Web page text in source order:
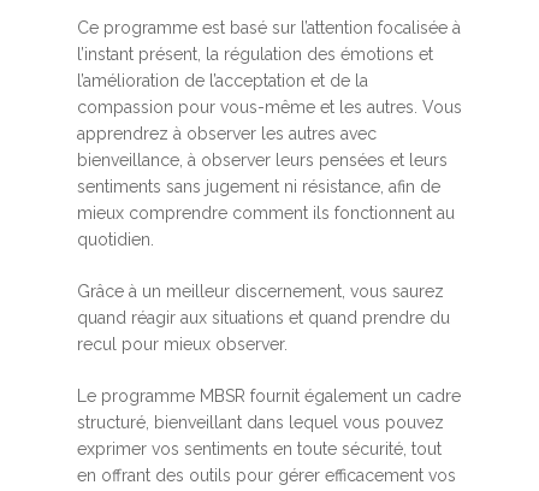
Ce programme est basé sur l’attention focalisée à
l’instant présent, la régulation des émotions et
l’amélioration de l’acceptation et de la
compassion pour vous-même et les autres. Vous
apprendrez à observer les autres avec
bienveillance, à observer leurs pensées et leurs
sentiments sans jugement ni résistance, afin de
mieux comprendre comment ils fonctionnent au
quotidien.
Grâce à un meilleur discernement, vous saurez
quand réagir aux situations et quand prendre du
recul pour mieux observer.
Le programme MBSR fournit également un cadre
structuré, bienveillant dans lequel vous pouvez
exprimer vos sentiments en toute sécurité, tout
en offrant des outils pour gérer efficacement vos